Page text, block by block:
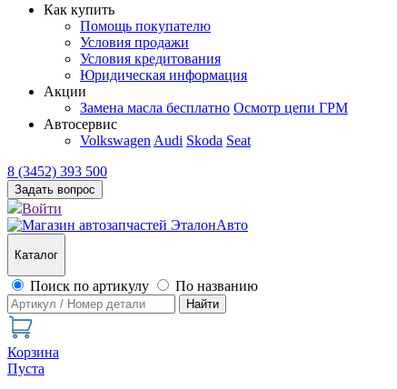
Как купить
Помощь покупателю
Условия продажи
Условия кредитования
Юридическая информация
Акции
Замена масла бесплатно Осмотр цепи ГРМ
Автосервис
Volkswagen Audi Skoda Seat
8 (3452) 393 500
Задать вопрос
Войти
Каталог
Поиск по артикулу По названию
Найти
Корзина
Пуста